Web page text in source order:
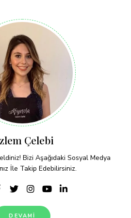
Çelebi
Bizi Aşağıdaki Sosyal Medya
İle Takip Edebilirsiniz.
DEVAMI